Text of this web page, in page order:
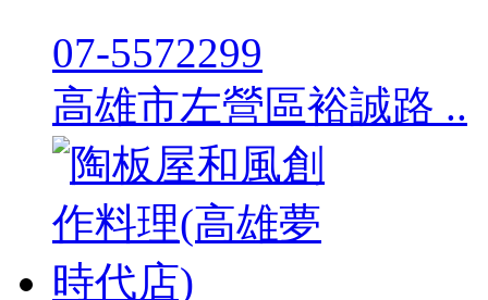
07-5572299
高雄市左營區裕誠路 ..